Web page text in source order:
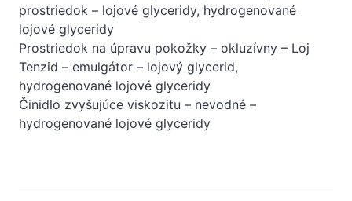
prostriedok – lojové glyceridy, hydrogenované
lojové glyceridy
Prostriedok na úpravu pokožky – okluzívny – Loj
Tenzid – emulgátor – lojový glycerid,
hydrogenované lojové glyceridy
Činidlo zvyšujúce viskozitu – nevodné –
hydrogenované lojové glyceridy